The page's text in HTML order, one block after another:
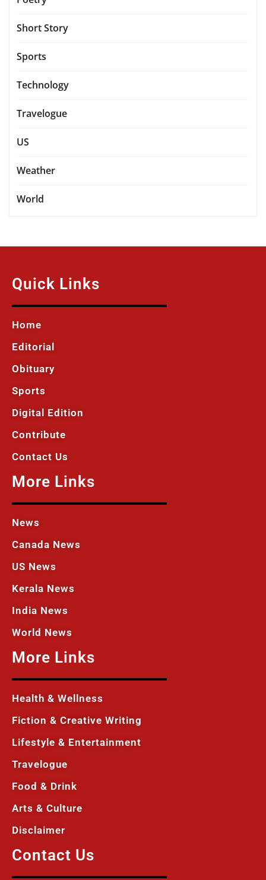
Short Story
Sports
Technology
Travelogue
US
Weather
World
Quick Links
Home
Editorial
Obituary
Sports
Digital Edition
Contribute
Contact Us
More Links
News
Canada News
US News
Kerala News
India News
World News
More Links
Health & Wellness
Fiction & Creative Writing
Lifestyle & Entertainment
Travelogue
Food & Drink
Arts & Culture
Disclaimer
Contact Us